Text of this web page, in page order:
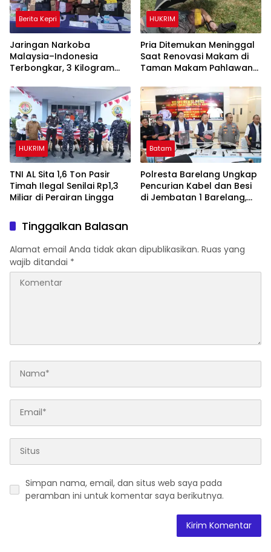
Berita Kepri
Jaringan Narkoba
Malaysia–Indonesia
Terbongkar, 3 Kilogram
Lewat Tanjungpinang
HUKRIM
Pria Ditemukan Meninggal
Saat Renovasi Makam di
Taman Makam Pahlawan
HUKRIM
TNI AL Sita 1,6 Ton Pasir
Timah Ilegal Senilai Rp1,3
Miliar di Perairan Lingga
Batam
Polresta Barelang Ungkap
Pencurian Kabel dan Besi
di Jembatan 1 Barelang,
Tinggalkan Balasan
Alamat email Anda tidak akan dipublikasikan. Ruas yang
wajib ditandai *
Simpan nama, email, dan situs web saya pada
peramban ini untuk komentar saya berikutnya.